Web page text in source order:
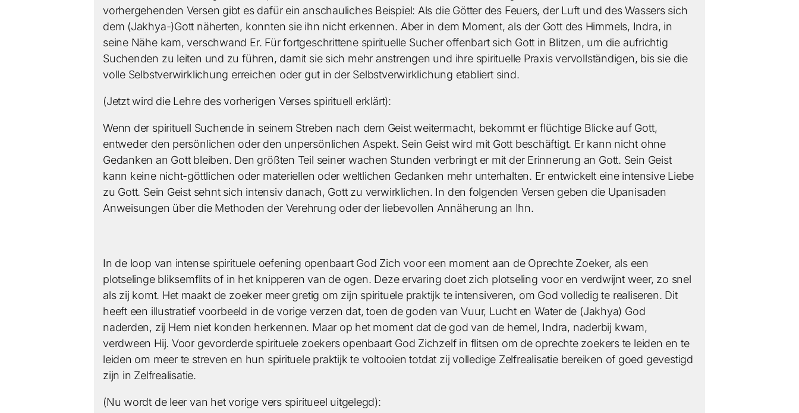
vorhergehenden Versen gibt es dafür ein anschauliches Beispiel: Als die Götter des Feuers, der Luft und des Wassers sich
dem (Jakhya-)Gott näherten, konnten sie ihn nicht erkennen. Aber in dem Moment, als der Gott des Himmels, Indra, in
seine Nähe kam, verschwand Er. Für fortgeschrittene spirituelle Sucher offenbart sich Gott in Blitzen, um die aufrichtig
Suchenden zu leiten und zu führen, damit sie sich mehr anstrengen und ihre spirituelle Praxis vervollständigen, bis sie die
volle Selbstverwirklichung erreichen oder gut in der Selbstverwirklichung etabliert sind.
(Jetzt wird die Lehre des vorherigen Verses spirituell erklärt):
Wenn der spirituell Suchende in seinem Streben nach dem Geist weitermacht, bekommt er flüchtige Blicke auf Gott,
entweder den persönlichen oder den unpersönlichen Aspekt. Sein Geist wird mit Gott beschäftigt. Er kann nicht ohne
Gedanken an Gott bleiben. Den größten Teil seiner wachen Stunden verbringt er mit der Erinnerung an Gott. Sein Geist
kann keine nicht-göttlichen oder materiellen oder weltlichen Gedanken mehr unterhalten. Er entwickelt eine intensive Liebe
zu Gott. Sein Geist sehnt sich intensiv danach, Gott zu verwirklichen. In den folgenden Versen geben die Upanisaden
Anweisungen über die Methoden der Verehrung oder der liebevollen Annäherung an Ihn.
In de loop van intense spirituele oefening openbaart God Zich voor een moment aan de Oprechte Zoeker, als een
plotselinge bliksemflits of in het knipperen van de ogen. Deze ervaring doet zich plotseling voor en verdwijnt weer, zo snel
als zij komt. Het maakt de zoeker meer gretig om zijn spirituele praktijk te intensiveren, om God volledig te realiseren. Dit
heeft een illustratief voorbeeld in de vorige verzen dat, toen de goden van Vuur, Lucht en Water de (Jakhya) God
naderden, zij Hem niet konden herkennen. Maar op het moment dat de god van de hemel, Indra, naderbij kwam,
verdween Hij. Voor gevorderde spirituele zoekers openbaart God Zichzelf in flitsen om de oprechte zoekers te leiden en te
leiden om meer te streven en hun spirituele praktijk te voltooien totdat zij volledige Zelfrealisatie bereiken of goed gevestigd
zijn in Zelfrealisatie.
(Nu wordt de leer van het vorige vers spiritueel uitgelegd):